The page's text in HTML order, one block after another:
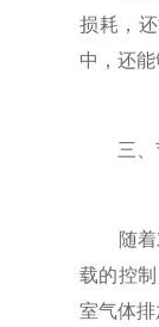
损耗，
中，还
三、节
随着对
载的控
室气体